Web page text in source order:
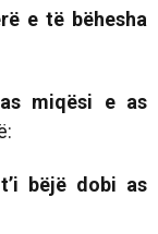
e të bëhesha
miqësi e as
bëjë dobi as